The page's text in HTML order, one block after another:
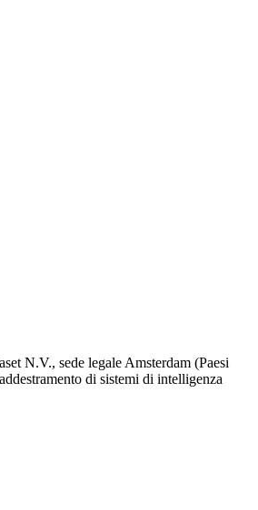
N.V., sede legale Amsterdam (Paesi
di sistemi di intelligenza